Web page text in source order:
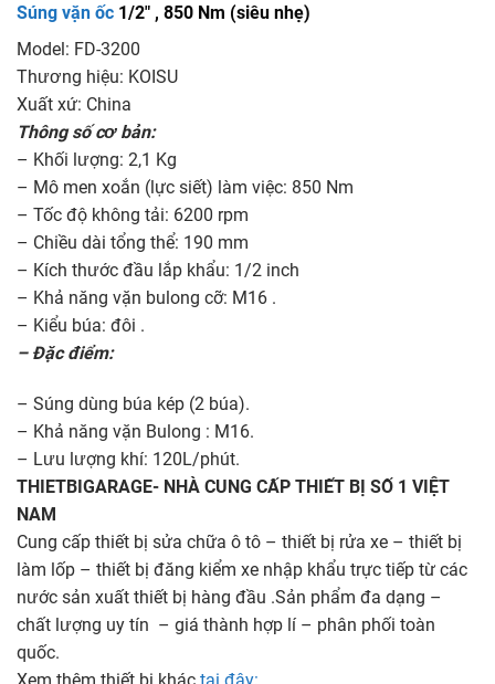
Súng vặn ốc 1/2″ , 850 Nm (siêu nhẹ)
Model: FD-3200
Thương hiệu: KOISU
Xuất xứ: China
Thông số cơ bản:
– Khối lượng: 2,1 Kg
– Mô men xoắn (lực siết) làm việc: 850 Nm
– Tốc độ không tải: 6200 rpm
– Chiều dài tổng thể: 190 mm
– Kích thước đầu lắp khẩu: 1/2 inch
– Khả năng vặn bulong cỡ: M16 .
– Kiểu búa: đôi .
– Đặc điểm:
– Súng dùng búa kép (2 búa).
– Khả năng vặn Bulong : M16.
– Lưu lượng khí: 120L/phút.
THIETBIGARAGE- NHÀ CUNG CẤP THIẾT BỊ SỐ 1 VIỆT
NAM
Cung cấp thiết bị sửa chữa ô tô – thiết bị rửa xe – thiết bị
làm lốp – thiết bị đăng kiểm xe nhập khẩu trực tiếp từ các
nước sản xuất thiết bị hàng đầu .Sản phẩm đa dạng –
chất lượng uy tín – giá thành hợp lí – phân phối toàn
quốc.
Xem thêm thiết bị khác tại đây: